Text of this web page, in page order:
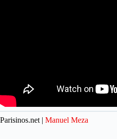
Parisinos.net | Manuel Meza